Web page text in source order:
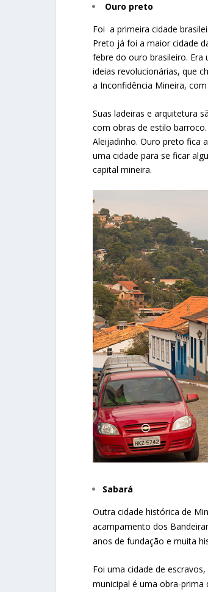
Ouro preto
Foi a primeira cidade
Preto já foi a maior cidade
febre do ouro brasileiro.
ideias revolucionárias, que
a Inconfidência Mineira,
Suas ladeiras e arquitetura
com obras de estilo
Aleijadinho. Ouro preto fica
uma cidade para se ficar
capital mineira.
Sabará
Outra cidade histórica de
acampamento dos
anos de fundação e muita
Foi uma cidade de
municipal é uma obra-prima